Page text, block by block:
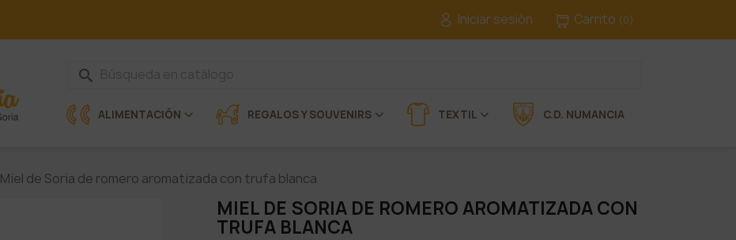
Iniciar sesión Carrito (0)
search
ALIMENTACIÓN REGALOS Y SOUVENIRS TEXTIL C.D. NUMANCIA
Miel de Soria de romero aromatizada con trufa blanca
MIEL DE SORIA DE ROMERO AROMATIZADA CON
TRUFA BLANCA